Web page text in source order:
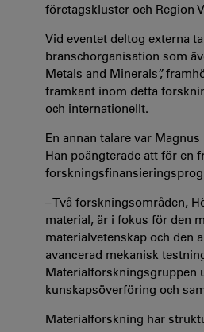
företagskluster och Region
Vid eventet deltog externa
branschorganisation som
Metals and Minerals”,
framkant inom detta
och internationellt.
En annan talare var
Han poängterade att för en
– Två forskningsområden,
material, är i fokus för den
materialvetenskap och den
avancerad mekanisk
Materialforskningsgruppen
kunskapsöverföring och
Materialforskning har